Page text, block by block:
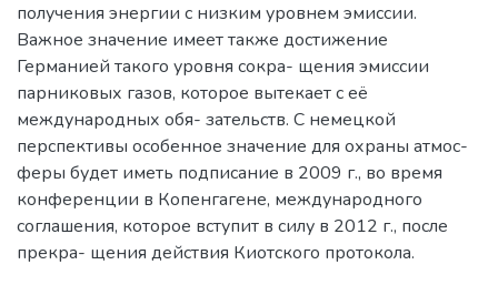
получения энергии с низким уровнем эмиссии.
Важное значение имеет также достижение
Германией такого уровня сокра- щения эмиссии
парниковых газов, которое вытекает с её
международных обя- зательств. С немецкой
перспективы особенное значение для охраны атмос-
феры будет иметь подписание в 2009 г., во время
конференции в Копенгагене, международного
соглашения, которое вступит в силу в 2012 г., после
прекра- щения действия Киотского протокола.